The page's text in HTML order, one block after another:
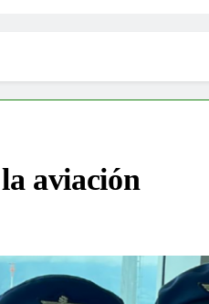
aviación